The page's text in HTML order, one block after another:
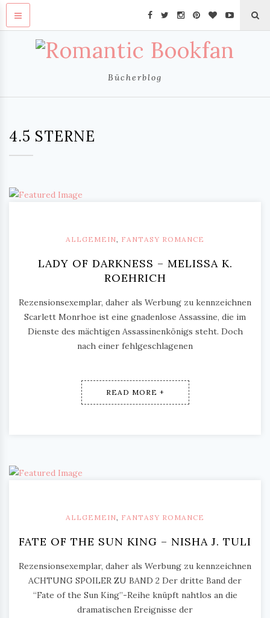
Bücherblog
4.5 STERNE
ALLGEMEIN FANTASY ROMANCE
LADY OF DARKNESS – MELISSA K.
ROEHRICH
Rezensionsexemplar, daher als Werbung zu kennzeichnen
Scarlett Monrhoe ist eine gnadenlose Assassine, die im
Dienste des mächtigen Assassinenkönigs steht. Doch
nach einer fehlgeschlagenen
READ MORE +
ALLGEMEIN, FANTASY ROMANCE
FATE OF THE SUN KING – NISHA J. TULI
Rezensionsexemplar, daher als Werbung zu kennzeichnen
ACHTUNG SPOILER ZU BAND 2 Der dritte Band der
“Fate of the Sun King”-Reihe knüpft nahtlos an die
dramatischen Ereignisse der